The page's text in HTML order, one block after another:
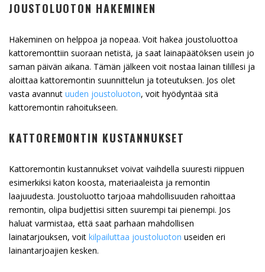
JOUSTOLUOTON HAKEMINEN
Hakeminen on helppoa ja nopeaa. Voit hakea joustoluottoa
kattoremonttiin suoraan netistä, ja saat lainapäätöksen usein jo
saman päivän aikana. Tämän jälkeen voit nostaa lainan tilillesi ja
aloittaa kattoremontin suunnittelun ja toteutuksen. Jos olet
vasta avannut uuden joustoluoton, voit hyödyntää sitä
kattoremontin rahoitukseen.
KATTOREMONTIN KUSTANNUKSET
Kattoremontin kustannukset voivat vaihdella suuresti riippuen
esimerkiksi katon koosta, materiaaleista ja remontin
laajuudesta. Joustoluotto tarjoaa mahdollisuuden rahoittaa
remontin, olipa budjettisi sitten suurempi tai pienempi. Jos
haluat varmistaa, että saat parhaan mahdollisen
lainatarjouksen, voit kilpailuttaa joustoluoton useiden eri
lainantarjoajien kesken.